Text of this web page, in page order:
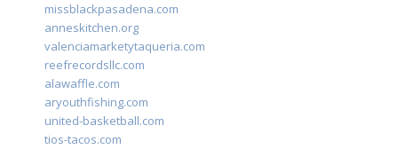
missblackpasadena.com
anneskitchen.org
valenciamarketytaqueria.com
reefrecordsllc.com
alawaffle.com
aryouthfishing.com
united-basketball.com
tios-tacos.com